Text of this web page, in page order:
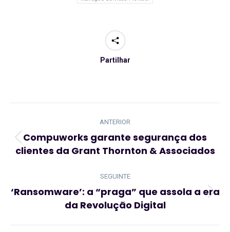
Partilhar
Navegação
post:
ANTERIOR
Artigo
anterior:
Compuworks garante segurança dos
clientes da Grant Thornton & Associados
SEGUINTE
Artigo
seguinte:
‘Ransomware’: a “praga” que assola a era
da Revolução Digital